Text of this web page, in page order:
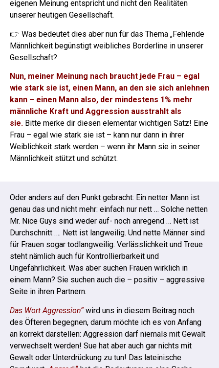
eigenen Meinung entspricht und nicht den Realitäten
unserer heutigen Gesellschaft.
👉 Was bedeutet dies aber nun für das Thema „Fehlende
Männlichkeit begünstigt weibliches Borderline in unserer
Gesellschaft?
Nun, meiner Meinung nach braucht jede Frau – egal
wie stark sie ist, einen Mann, an den sie sich anlehnen
kann – einen Mann also, der mindestens 1% mehr
männliche Kraft und Aggression ausstrahlt als
sie. Bitte merke dir diesen elementar wichtigen Satz! Eine
Frau – egal wie stark sie ist – kann nur dann in ihrer
Weiblichkeit stark werden – wenn ihr Mann sie in seiner
Männlichkeit stützt und schützt.
Oder anders auf den Punkt gebracht: Ein netter Mann ist
genau das und nicht mehr: einfach nur nett … Solche netten
Mr. Nice Guys sind weder auf- noch anregend … Nett ist
Durchschnitt …. Nett ist langweilig. Und nette Männer sind
für Frauen sogar todlangweilig. Verlässlichkeit und Treue
steht nämlich auch für Kontrollierbarkeit und
Ungefährlichkeit. Was aber suchen Frauen wirklich in
einem Mann? Sie suchen auch die – positiv – aggressive
Seite in ihren Partnern.
Das Wort Aggression“wird uns in diesem Beitrag noch
des Öfteren begegnen, darum möchte ich es von Anfang
an korrekt darstellen: Aggression darf niemals mit Gewalt
verwechselt werden! Sue hat aber auch gar nichts mit
Gewalt oder Unterdrückung zu tun! Das lateinische